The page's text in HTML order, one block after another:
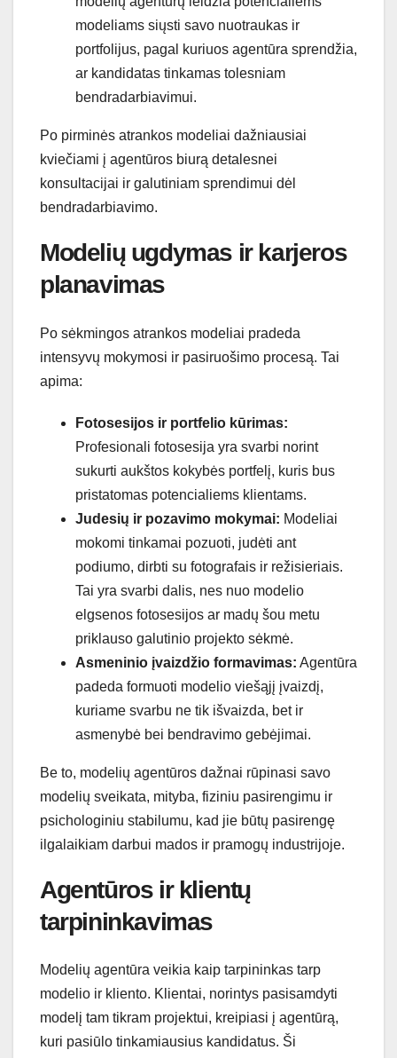
modeliams siųsti savo nuotraukas ir
portfolijus, pagal kuriuos agentūra sprendžia,
ar kandidatas tinkamas tolesniam
bendradarbiavimui.
Po pirminės atrankos modeliai dažniausiai
kviečiami į agentūros biurą detalesnei
konsultacijai ir galutiniam sprendimui dėl
bendradarbiavimo.
Modelių ugdymas ir karjeros
planavimas
Po sėkmingos atrankos modeliai pradeda
intensyvų mokymosi ir pasiruošimo procesą. Tai
apima:
Fotosesijos ir portfelio kūrimas:
Profesionali fotosesija yra svarbi norint
sukurti aukštos kokybės portfelį, kuris bus
pristatomas potencialiems klientams.
Judesių ir pozavimo mokymai: Modeliai
mokomi tinkamai pozuoti, judėti ant
podiumo, dirbti su fotografais ir režisieriais.
Tai yra svarbi dalis, nes nuo modelio
elgsenos fotosesijos ar madų šou metu
priklauso galutinio projekto sėkmė.
Asmeninio įvaizdžio formavimas: Agentūra
padeda formuoti modelio viešąjį įvaizdį,
kuriame svarbu ne tik išvaizda, bet ir
asmenybė bei bendravimo gebėjimai.
Be to, modelių agentūros dažnai rūpinasi savo
modelių sveikata, mityba, fiziniu pasirengimu ir
psichologiniu stabilumu, kad jie būtų pasirengę
ilgalaikiam darbui mados ir pramogų industrijoje.
Agentūros ir klientų
tarpininkavimas
Modelių agentūra veikia kaip tarpininkas tarp
modelio ir kliento. Klientai, norintys pasisamdyti
modelį tam tikram projektui, kreipiasi į agentūrą,
kuri pasiūlo tinkamiausius kandidatus. Ši